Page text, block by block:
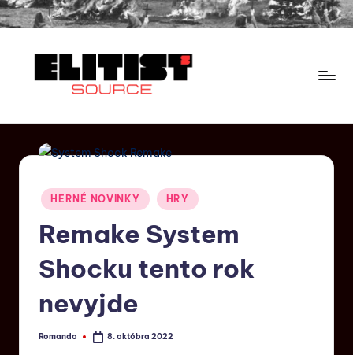
HERNÉ NOVINKY HRY
Remake System
Shocku tento rok
nevyjde
Romando 8. októbra 2022